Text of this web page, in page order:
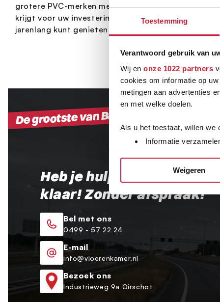
Toestemming
Verantwoord gebruik van
Wij en onze 1022 partners
cookies om informatie op
metingen aan advertenties
en met welke doelen.
Als u het toestaat, willen we
Informatie
Uw apparaat
Lees meer over hoe uw
We gebruiken cookies om
media, adverteren en
verstrekt of die ze hebben
Weigeren
grotere PVC-merken met een gunstigere prijs,
krijgt voor uw investering. De uitgebreide garantie
jarenlang kunt genieten van uw prachtige vloer
Heb je hulp nodig? Wij
klaar! Zonder afspraak!
Bel met ons
0499 - 57 22 24
E-mail
info@vloerenkamer.nl
Bezoek ons
Industrieweg 9a Oirschot
De grootste van Brabant!